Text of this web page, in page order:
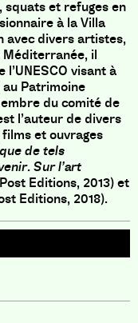
squats et refuges en
à la Villa
avec divers artistes,
il
visant à
Patrimoine
du comité de
l’auteur de divers
et ouvrages
de tels
Sur l’art
Editions, 2013) et
Editions, 2018).